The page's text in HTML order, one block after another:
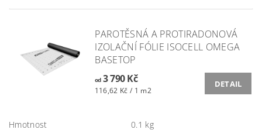
PAROTĚSNÁ A PROTIRADONOVÁ
IZOLAČNÍ FÓLIE ISOCELL OMEGA
BASETOP
od3 790 Kč
116,62 Kč / 1 m2
DETAIL
Hmotnost 0.1 kg